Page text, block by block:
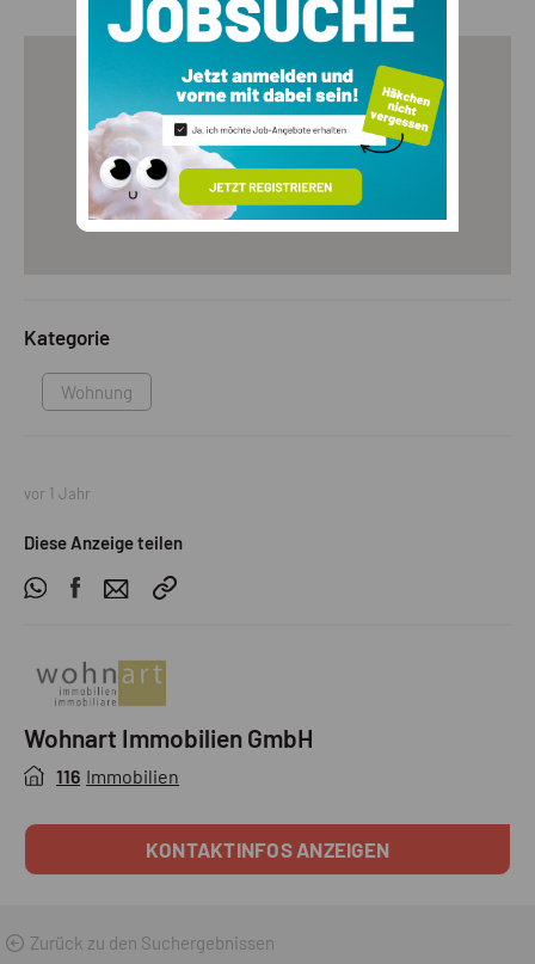
Kategorie
Wohnung
vor 1 Jahr
Diese Anzeige teilen
Wohnart Immobilien GmbH
116 Immobilien
KONTAKTINFOS ANZEIGEN
Zurück zu den Suchergebnissen